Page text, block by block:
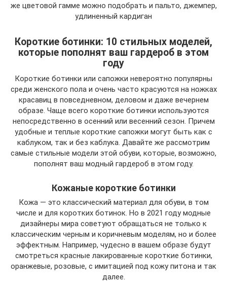
же цветовой гамме можно подобрать и пальто, джемпер,
удлиненный кардиган
Короткие ботинки: 10 стильных моделей,
которые пополнят ваш гардероб в этом
году
Короткие ботинки или сапожки невероятно популярны
среди женского пола и очень часто красуются на ножках
красавиц в повседневном, деловом и даже вечернем
образе. Чаще всего короткие ботинки используются
непосредственно в осенний или весенний сезон. Причем
удобные и теплые короткие сапожки могут быть как с
каблуком, так и без каблука. Давайте же рассмотрим
самые стильные модели этой обуви, которые, возможно,
пополнят ваш модный гардероб в этом году.
Кожаные короткие ботинки
Кожа — это классический материал для обуви, в том
числе и для коротких ботинок. Но в 2021 году модные
дизайнеры мира советуют обращаться не только к
классическим черным и коричневым моделям, но и более
эффектным. Например, чудесно в вашем образе будут
смотреться красные лакированные короткие ботинки,
оранжевые, розовые, с имитацией под кожу питона и так
далее.